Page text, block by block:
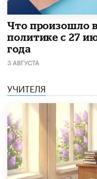
​Что произошло
политике с 27
года
3 АВГУСТА
УЧИТЕЛЯ